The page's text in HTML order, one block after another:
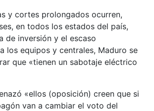
y cortes prolongados ocurren,
en todos los estados del país,
de inversión y el escaso
los equipos y centrales, Maduro se
que «tienen un sabotaje eléctrico
«ellos (oposición) creen que si
van a cambiar el voto del